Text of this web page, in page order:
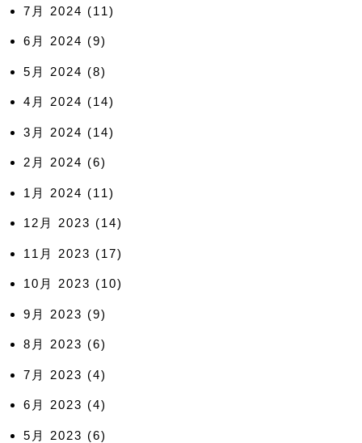
7月 2024 (11)
6月 2024 (9)
5月 2024 (8)
4月 2024 (14)
3月 2024 (14)
2月 2024 (6)
1月 2024 (11)
12月 2023 (14)
11月 2023 (17)
10月 2023 (10)
9月 2023 (9)
8月 2023 (6)
7月 2023 (4)
6月 2023 (4)
5月 2023 (6)